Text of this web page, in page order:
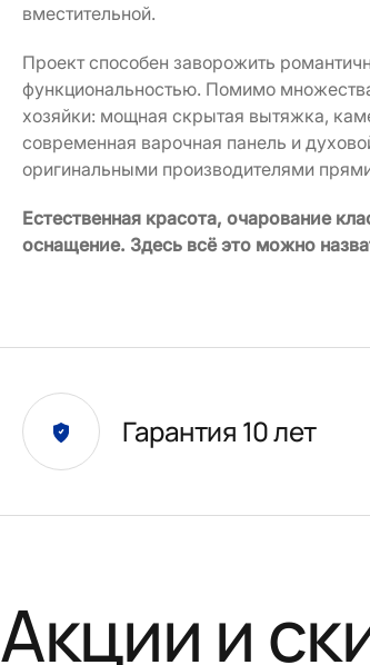
вместительной.
Проект способен заворожить
функциональностью. Помимо
хозяйки: мощная скрытая вытяжка,
современная варочная панель и
оригинальными производителями
Естественная красота, очарование
оснащение. Здесь всё это можно
Гарантия 10 лет
Акции и